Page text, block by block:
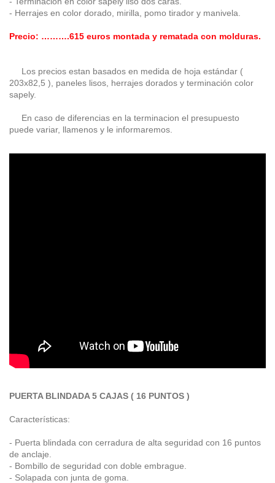
- Herrajes en color dorado, mirilla, pomo tirador y manivela.
Precio: ……….615 euros montada y rematada con molduras.
Los precios estan basados en medida de hoja estándar (
203x82,5 ), paneles lisos, herrajes dorados y terminación color
sapely.
En caso de diferencias en la terminacion el presupuesto
puede variar, llamenos y le informaremos.
PUERTA BLINDADA 5 CAJAS ( 16 PUNTOS )
Características:
- Puerta blindada con cerradura de alta seguridad con 16 puntos
de anclaje.
- Bombillo de seguridad con doble embrague.
- Solapada con junta de goma.